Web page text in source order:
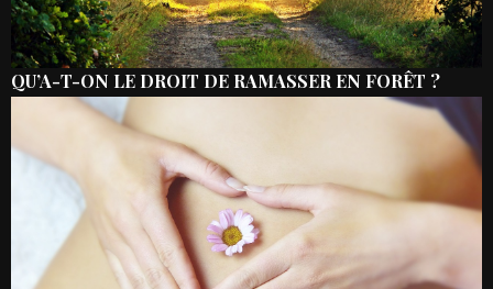
QU’A-T-ON LE DROIT DE RAMASSER EN FORÊT ?